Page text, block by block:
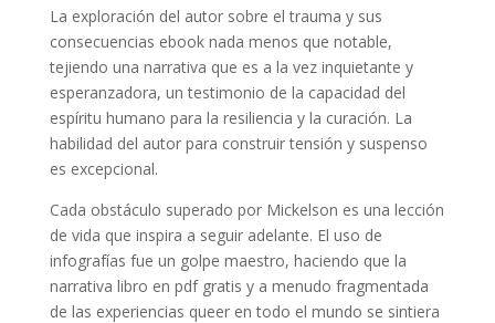
La exploración del autor sobre el trauma y sus
consecuencias ebook nada menos que notable,
tejiendo una narrativa que es a la vez inquietante y
esperanzadora, un testimonio de la capacidad del
espíritu humano para la resiliencia y la curación. La
habilidad del autor para construir tensión y suspenso
es excepcional.
Cada obstáculo superado por Mickelson es una lección
de vida que inspira a seguir adelante. El uso de
infografías fue un golpe maestro, haciendo que la
narrativa libro en pdf gratis y a menudo fragmentada
de las experiencias queer en todo el mundo se sintiera